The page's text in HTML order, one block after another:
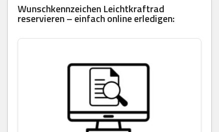
Wunschkennzeichen Leichtkraftrad
reservieren – einfach online erledigen: